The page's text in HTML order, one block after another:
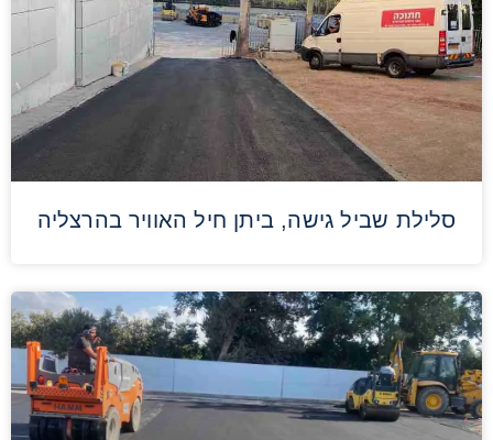
סלילת שביל גישה, ביתן חיל האוויר בהרצליה